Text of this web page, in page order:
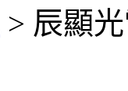
> 辰顯